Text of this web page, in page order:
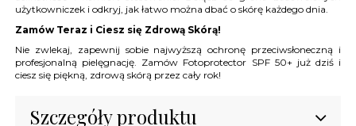
użytkowniczek i odkryj, jak łatwo można dbać o skórę każdego dnia.
Zamów Teraz i Ciesz się Zdrową Skórą!
Nie zwlekaj, zapewnij sobie najwyższą ochronę przeciwsłoneczną i
profesjonalną pielęgnację. Zamów Fotoprotector SPF 50+ już dziś i
ciesz się piękną, zdrową skórą przez cały rok!
Szczegóły produktu